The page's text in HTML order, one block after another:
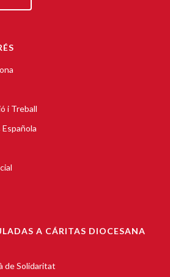
i Treball
A CÁRITAS DIOCESANA
de Solidaritat